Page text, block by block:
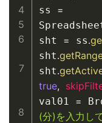
ss =
sht = ss.
sht.
sht.
true,
val01 =
(分)を入力し